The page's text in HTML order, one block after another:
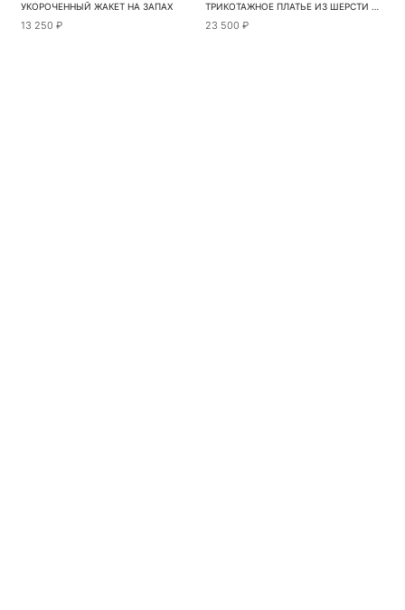
УКОРОЧЕННЫЙ ЖАКЕТ НА ЗАПАХ
13 250 ₽
ТРИКОТАЖНОЕ ПЛАТЬЕ ИЗ ШЕРСТИ И КАШЕМИРА
23 500 ₽